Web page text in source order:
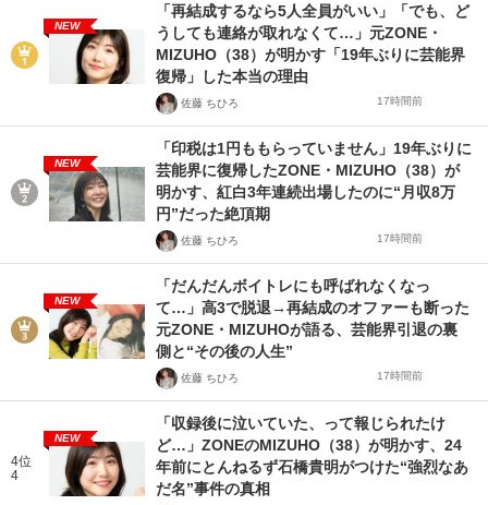
NEW
「再結成するなら5人全員がいい」「でも、ど
うしても連絡が取れなくて…」元ZONE・
MIZUHO（38）が明かす「19年ぶりに芸能界
復帰」した本当の理由
佐藤 ちひろ 17時間前
NEW
「印税は1円ももらっていません」19年ぶりに
芸能界に復帰したZONE・MIZUHO（38）が
明かす、紅白3年連続出場したのに“月収8万
円”だった絶頂期
佐藤 ちひろ 17時間前
NEW
「だんだんボイトレにも呼ばれなくなっ
て…」高3で脱退→再結成のオファーも断った
元ZONE・MIZUHOが語る、芸能界引退の裏
側と“その後の人生”
佐藤 ちひろ 17時間前
4位
4
NEW
「収録後に泣いていた、って報じられたけ
ど…」ZONEのMIZUHO（38）が明かす、24
年前にとんねるず石橋貴明がつけた“強烈なあ
だ名”事件の真相